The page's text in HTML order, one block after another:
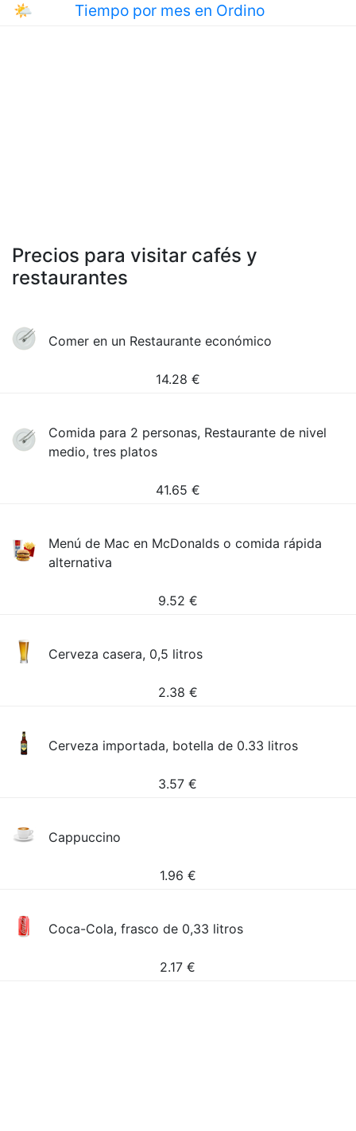
🌤 Tiempo por mes en Ordino
Precios para visitar cafés y
restaurantes
Comer en un Restaurante económico
14.28 €
Comida para 2 personas, Restaurante de nivel
medio, tres platos
41.65 €
Menú de Mac en McDonalds o comida rápida
alternativa
9.52 €
Cerveza casera, 0,5 litros
2.38 €
Cerveza importada, botella de 0.33 litros
3.57 €
Cappuccino
1.96 €
Coca-Cola, frasco de 0,33 litros
2.17 €